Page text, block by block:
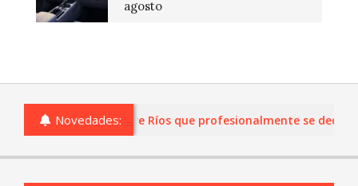
agosto
Novedades:
o comercios de Entre Ríos que profesionalmente se